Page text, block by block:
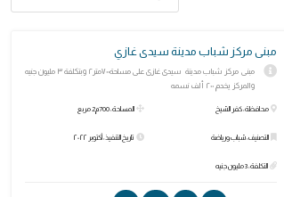
مبنى مركز شباب مدينة سيدى غازي
مبنى مركز شباب مدينة سيدى غازى على مساحة٧٠٠متر٢ وبتكلفة ٣ مليون جنيه
والمركز يخدم ٢٠٠ ألف نسمه
محافظة: كفر الشيخ
التصنيف: شباب ورياضة
التكلفة: 3 مليون جنيه
المساحة: 700م2 مربع
تاريخ التنفيذ: أكتوبر ٢٠٢٢